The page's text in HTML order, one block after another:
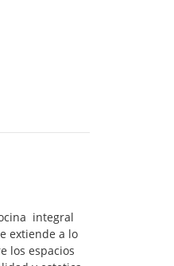
integral
extiende a lo
los espacios